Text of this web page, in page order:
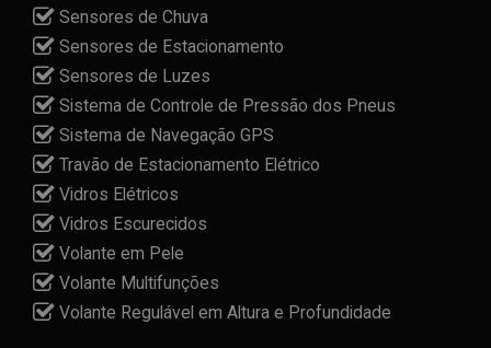
Sensores de Chuva
Sensores de Estacionamento
Sensores de Luzes
Sistema de Controle de Pressão dos Pneus
Sistema de Navegação GPS
Travão de Estacionamento Elétrico
Vidros Elétricos
Vidros Escurecidos
Volante em Pele
Volante Multifunções
Volante Regulável em Altura e Profundidade